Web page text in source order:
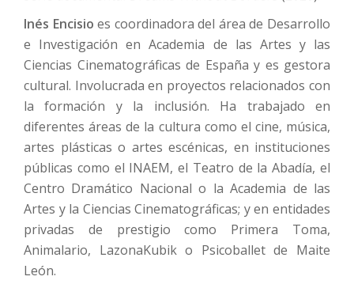
Inés Encisio es coordinadora del área de Desarrollo
e Investigación en Academia de las Artes y las
Ciencias Cinematográficas de España y es gestora
cultural. Involucrada en proyectos relacionados con
la formación y la inclusión. Ha trabajado en
diferentes áreas de la cultura como el cine, música,
artes plásticas o artes escénicas, en instituciones
públicas como el INAEM, el Teatro de la Abadía, el
Centro Dramático Nacional o la Academia de las
Artes y la Ciencias Cinematográficas; y en entidades
privadas de prestigio como Primera Toma,
Animalario, LazonaKubik o Psicoballet de Maite
León.